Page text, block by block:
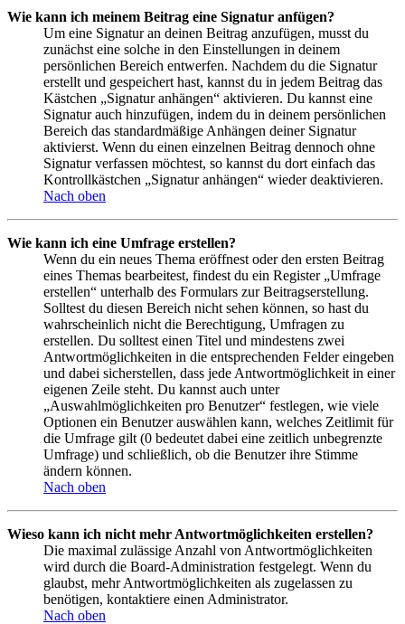
Wie kann ich meinem Beitrag eine Signatur anfügen?
Um eine Signatur an deinen Beitrag anzufügen, musst du
zunächst eine solche in den Einstellungen in deinem
persönlichen Bereich entwerfen. Nachdem du die Signatur
erstellt und gespeichert hast, kannst du in jedem Beitrag das
Kästchen „Signatur anhängen“ aktivieren. Du kannst eine
Signatur auch hinzufügen, indem du in deinem persönlichen
Bereich das standardmäßige Anhängen deiner Signatur
aktivierst. Wenn du einen einzelnen Beitrag dennoch ohne
Signatur verfassen möchtest, so kannst du dort einfach das
Kontrollkästchen „Signatur anhängen“ wieder deaktivieren.
Nach oben
Wie kann ich eine Umfrage erstellen?
Wenn du ein neues Thema eröffnest oder den ersten Beitrag
eines Themas bearbeitest, findest du ein Register „Umfrage
erstellen“ unterhalb des Formulars zur Beitragserstellung.
Solltest du diesen Bereich nicht sehen können, so hast du
wahrscheinlich nicht die Berechtigung, Umfragen zu
erstellen. Du solltest einen Titel und mindestens zwei
Antwortmöglichkeiten in die entsprechenden Felder eingeben
und dabei sicherstellen, dass jede Antwortmöglichkeit in einer
eigenen Zeile steht. Du kannst auch unter
„Auswahlmöglichkeiten pro Benutzer“ festlegen, wie viele
Optionen ein Benutzer auswählen kann, welches Zeitlimit für
die Umfrage gilt (0 bedeutet dabei eine zeitlich unbegrenzte
Umfrage) und schließlich, ob die Benutzer ihre Stimme
ändern können.
Nach oben
Wieso kann ich nicht mehr Antwortmöglichkeiten erstellen?
Die maximal zulässige Anzahl von Antwortmöglichkeiten
wird durch die Board-Administration festgelegt. Wenn du
glaubst, mehr Antwortmöglichkeiten als zugelassen zu
benötigen, kontaktiere einen Administrator.
Nach oben